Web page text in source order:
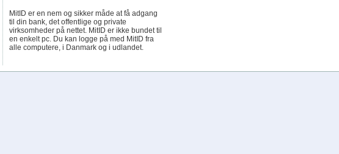
MitID er en nem og sikker måde at få adgang
til din bank, det offentlige og private
virksomheder på nettet. MitID er ikke bundet til
en enkelt pc. Du kan logge på med MitID fra
alle computere, i Danmark og i udlandet.